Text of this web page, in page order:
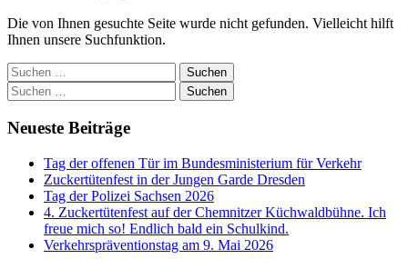
Die von Ihnen gesuchte Seite wurde nicht gefunden. Vielleicht hilft
Ihnen unsere Suchfunktion.
Neueste Beiträge
Tag der offenen Tür im Bundesministerium für Verkehr
Zuckertütenfest in der Jungen Garde Dresden
Tag der Polizei Sachsen 2026
4. Zuckertütenfest auf der Chemnitzer Küchwaldbühne. Ich
freue mich so! Endlich bald ein Schulkind.
Verkehrspräventionstag am 9. Mai 2026